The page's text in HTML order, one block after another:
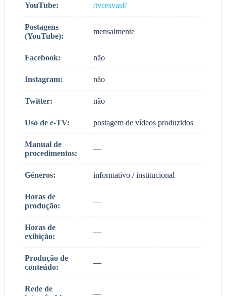
YouTube: /tvcesvasf/
Postagens
(YouTube):
mensalmente
Facebook: não
Instagram: não
Twitter: não
Uso de e-TV: postagem de vídeos produzidos
Manual de
procedimentos:
—
Gêneros: informativo / institucional
Horas de
produção:
—
Horas de
exibição:
—
Produção de
conteúdo:
—
Rede de
—